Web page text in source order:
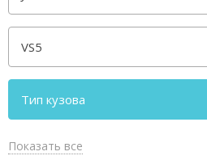
VS5
Тип кузова
I [2019-2025] кроссовер с инт.
Показать все